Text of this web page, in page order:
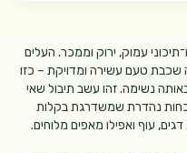
עמוק, ירוק וממכר. העלים
שכבת טעם עשירה ומדויקת – כזו
נשימה. זהו עשב תיבול שאי
נהדרת שמשדרגת בקלות
עוף ואפילו מאפים מלוחים.